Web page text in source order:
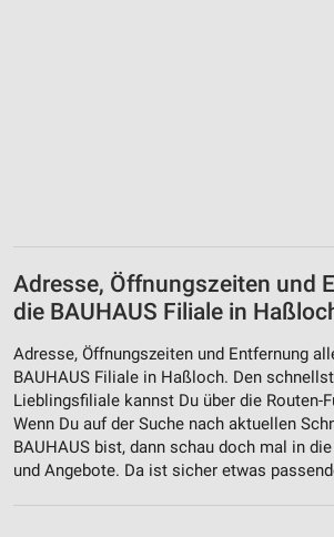
Adresse, Öffnungszeiten und
die BAUHAUS Filiale in
Adresse, Öffnungszeiten und Entfernung
BAUHAUS Filiale in Haßloch. Den
Lieblingsfiliale kannst Du über die Routen-
Wenn Du auf der Suche nach aktuellen
BAUHAUS bist, dann schau doch mal in
und Angebote. Da ist sicher etwas